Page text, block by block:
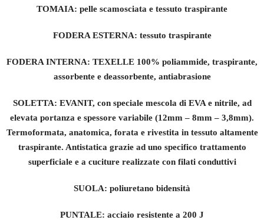
TOMAIA: pelle scamosciata e tessuto traspirante
FODERA ESTERNA: tessuto traspirante
FODERA INTERNA: TEXELLE 100% poliammide, traspirante,
assorbente e deassorbente, antiabrasione
SOLETTA: EVANIT, con speciale mescola di EVA e nitrile, ad
elevata portanza e spessore variabile (12mm – 8mm – 3,8mm).
Termoformata, anatomica, forata e rivestita in tessuto altamente
traspirante. Antistatica grazie ad uno specifico trattamento
superficiale e a cuciture realizzate con filati conduttivi
SUOLA: poliuretano bidensità
PUNTALE: acciaio resistente a 200 J